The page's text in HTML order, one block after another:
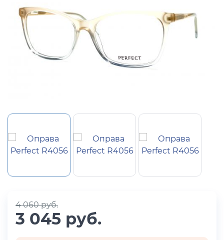
4 060 руб.
3 045 руб.